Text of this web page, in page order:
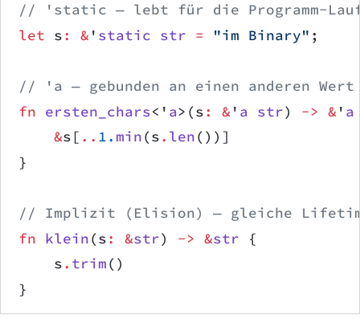
// 'static — lebt für die Programm-
let s: & ' static str = "im Binary" ;
// 'a — gebunden an einen anderen Wert
fn ersten_chars<' a>(s: & ' a str) -> & ' a
    &
s[ .. 1. min(s. len())]
}
// Implizit (Elision) — gleiche
fn klein(s: &str) -> &str {
    s
. trim()
}